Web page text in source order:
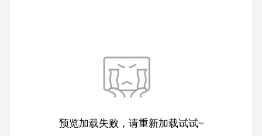
预览加载失败，请重新加载试试~